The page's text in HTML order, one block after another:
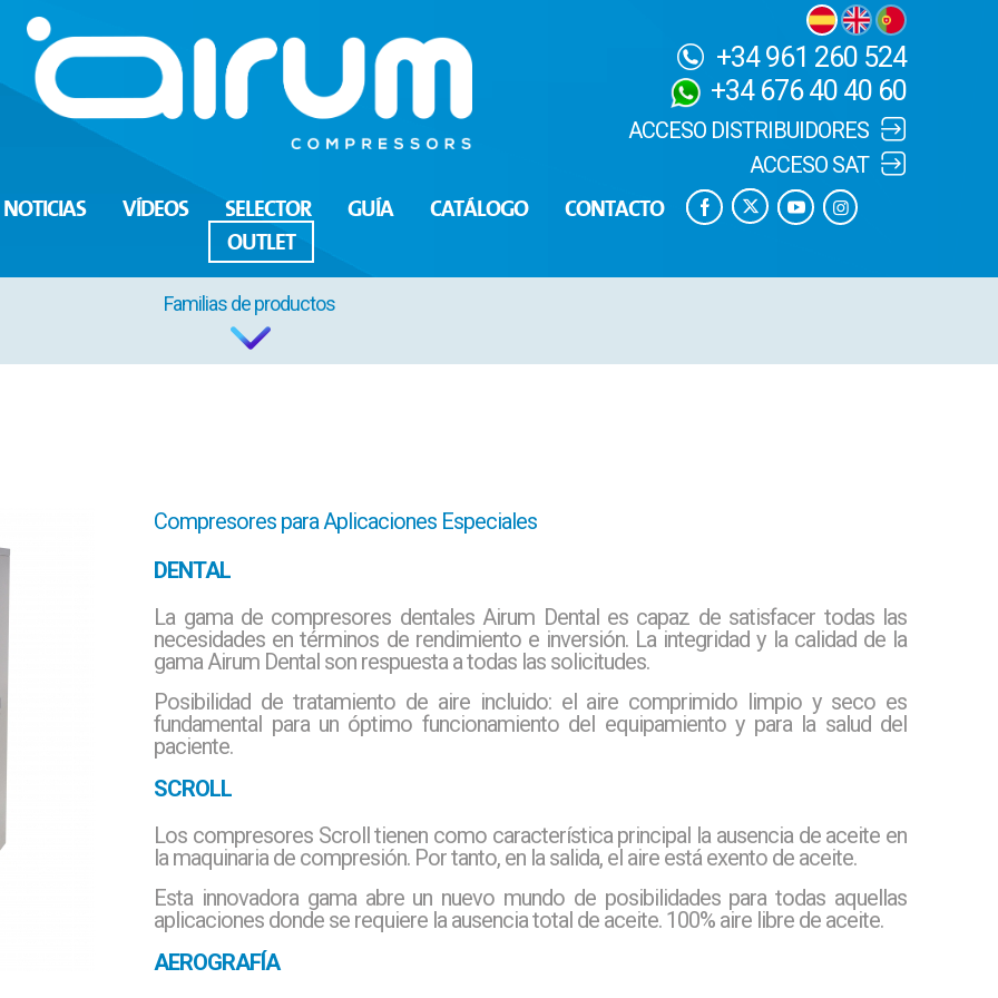
+34 961 260 524
+34 676 40 40 60
ACCESO DISTRIBUIDORES
ACCESO SAT
NOTICIAS VÍDEOS SELECTOR GUÍA CATÁLOGO
CONTACTO
OUTLET
Familias de productos
Compresores para Aplicaciones Especiales
DENTAL
La gama de compresores dentales Airum Dental es capaz de satisfacer todas las
necesidades en términos de rendimiento e inversión. La integridad y la calidad de la
gama Airum Dental son respuesta a todas las solicitudes.
Posibilidad de tratamiento de aire incluido: el aire comprimido limpio y seco es
fundamental para un óptimo funcionamiento del equipamiento y para la salud del
paciente.
SCROLL
Los compresores Scroll tienen como característica principal la ausencia de aceite en
la maquinaria de compresión. Por tanto, en la salida, el aire está exento de aceite.
Esta innovadora gama abre un nuevo mundo de posibilidades para todas aquellas
aplicaciones donde se requiere la ausencia total de aceite. 100% aire libre de aceite.
AEROGRAFÍA